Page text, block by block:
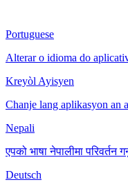
Portuguese
Alterar o idioma do
Kreyòl Ayisyen
Chanje lang aplikasyon an
Nepali
एपको भाषा नेपालीमा परिवर्तन
Deutsch